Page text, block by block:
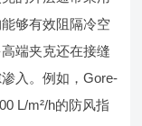
够有效阻隔冷空
端夹克还在接缝
入。例如，Gore-
L/m²/h的防风指